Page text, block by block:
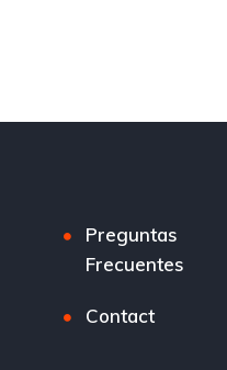
Preguntas
Frecuentes
Contact